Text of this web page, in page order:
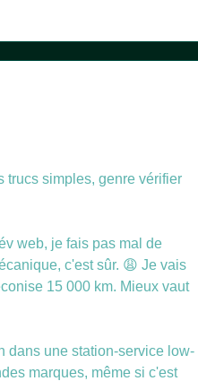
trucs simples, genre vérifier
web, je fais pas mal de
c'est sûr. 😩 Je vais
15 000 km. Mieux vaut
dans une station-service low-
marques, même si c'est